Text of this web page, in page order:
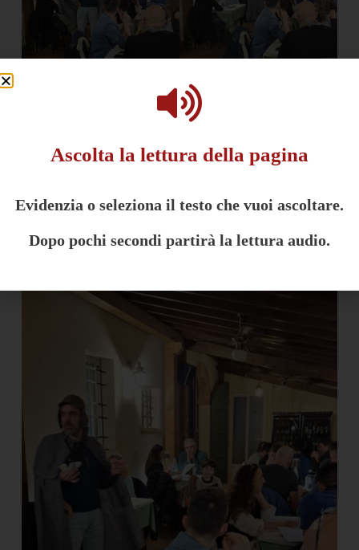
Ascolta la lettura della pagina
Evidenzia o seleziona il testo che vuoi ascoltare.
Dopo pochi secondi partirà la lettura audio.